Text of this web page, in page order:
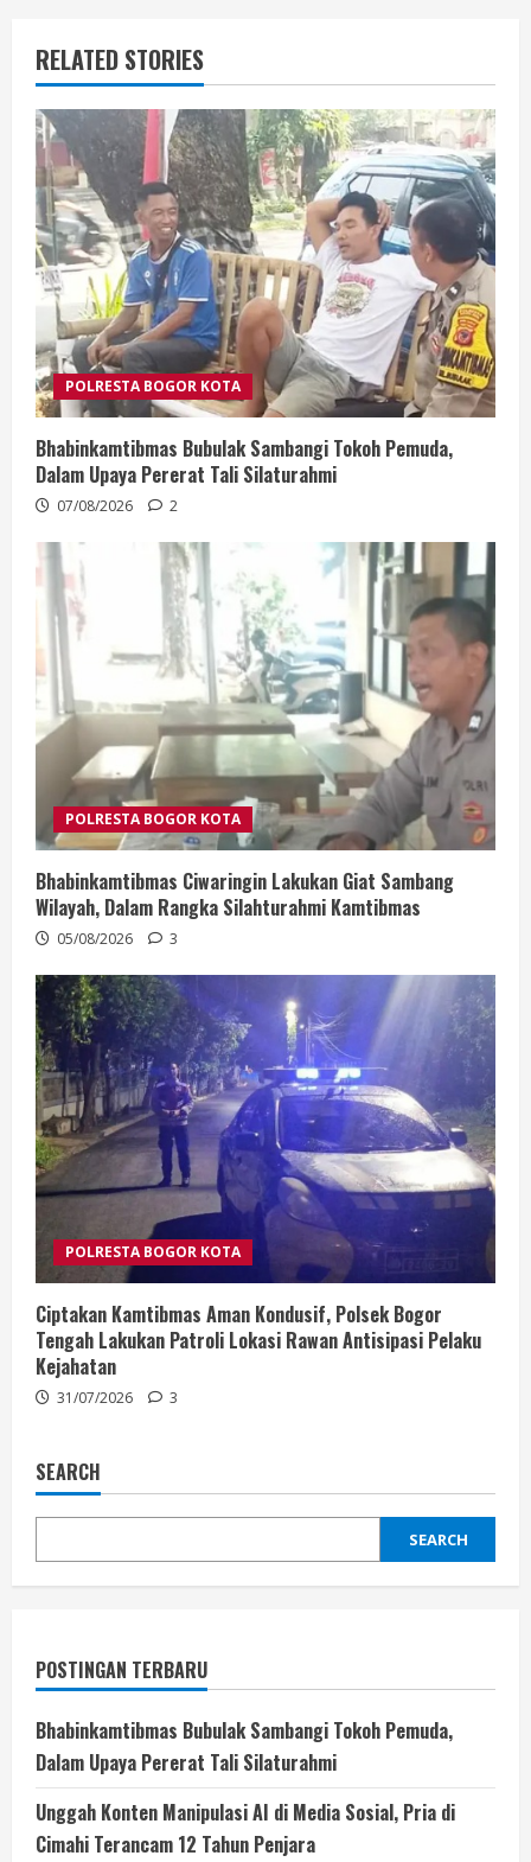
RELATED STORIES
POLRESTA BOGOR KOTA
Bhabinkamtibmas Bubulak Sambangi Tokoh Pemuda,
Dalam Upaya Pererat Tali Silaturahmi
07/08/2026 2
POLRESTA BOGOR KOTA
Bhabinkamtibmas Ciwaringin Lakukan Giat Sambang
Wilayah, Dalam Rangka Silahturahmi Kamtibmas
05/08/2026 3
POLRESTA BOGOR KOTA
Ciptakan Kamtibmas Aman Kondusif, Polsek Bogor
Tengah Lakukan Patroli Lokasi Rawan Antisipasi Pelaku
Kejahatan
31/07/2026 3
SEARCH
SEARCH
POSTINGAN TERBARU
Bhabinkamtibmas Bubulak Sambangi Tokoh Pemuda,
Dalam Upaya Pererat Tali Silaturahmi
Unggah Konten Manipulasi AI di Media Sosial, Pria di
Cimahi Terancam 12 Tahun Penjara